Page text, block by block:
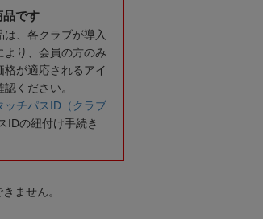
品です
は、各クラブが導入
より、会員の方のみ
が適応されるアイ
認ください。
ッチパスID（クラブ
IDの紐付け手続き
ません。